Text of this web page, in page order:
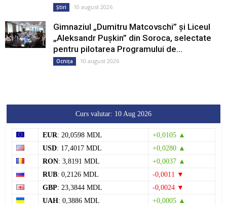
Știri 10 august 2026
Gimnaziul „Dumitru Matcovschi” și Liceul
„Aleksandr Pușkin” din Soroca, selectate
pentru pilotarea Programului de...
Ocnița 10 august 2026
Curs valutar: 10 Aug 2026
EUR: 20,0598 MDL
+0,0105 ▲
USD: 17,4017 MDL
+0,0280 ▲
RON: 3,8191 MDL
+0,0037 ▲
RUB: 0,2126 MDL
-0,0011 ▼
GBP: 23,3844 MDL
-0,0024 ▼
UAH: 0,3886 MDL +0,0005 ▲